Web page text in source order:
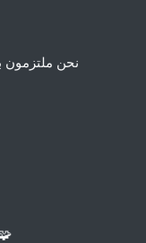
نحن ملتزمون